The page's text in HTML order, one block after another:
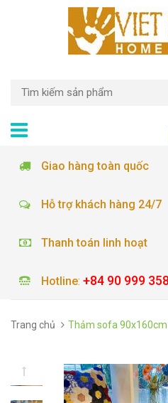
Giao hàng toàn quốc
Hỗ trợ khách hàng 24/7
Thanh toán linh hoạt
Hotline: +84 90 999
Trang chủ Thảm sofa 90x160cm